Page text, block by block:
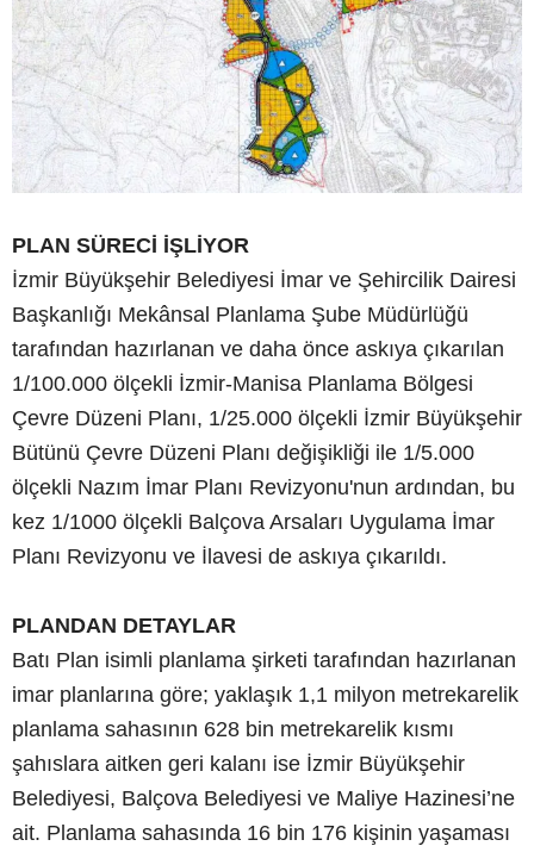
PLAN SÜRECİ İŞLİYOR
İzmir Büyükşehir Belediyesi İmar ve Şehircilik Dairesi
Başkanlığı Mekânsal Planlama Şube Müdürlüğü
tarafından hazırlanan ve daha önce askıya çıkarılan
1/100.000 ölçekli İzmir-Manisa Planlama Bölgesi
Çevre Düzeni Planı, 1/25.000 ölçekli İzmir Büyükşehir
Bütünü Çevre Düzeni Planı değişikliği ile 1/5.000
ölçekli Nazım İmar Planı Revizyonu'nun ardından, bu
kez 1/1000 ölçekli Balçova Arsaları Uygulama İmar
Planı Revizyonu ve İlavesi de askıya çıkarıldı.
PLANDAN DETAYLAR
Batı Plan isimli planlama şirketi tarafından hazırlanan
imar planlarına göre; yaklaşık 1,1 milyon metrekarelik
planlama sahasının 628 bin metrekarelik kısmı
şahıslara aitken geri kalanı ise İzmir Büyükşehir
Belediyesi, Balçova Belediyesi ve Maliye Hazinesi’ne
ait. Planlama sahasında 16 bin 176 kişinin yaşaması